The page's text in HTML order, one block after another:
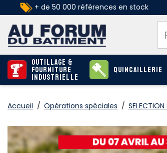
+ de 50 000 références en stock
Outillage &
Fourniture
industrielle
Quincaillerie
Accueil / Opérations spéciales / SELECTION